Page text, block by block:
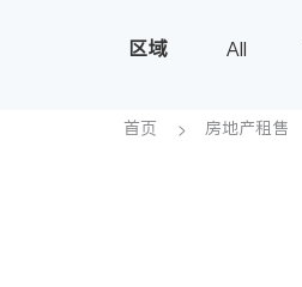
区域 All
Aurora
首页 房地产租售